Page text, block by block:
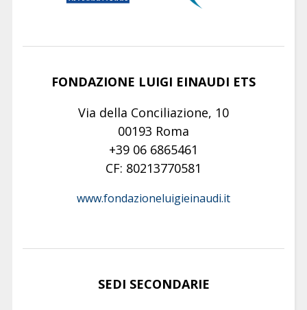
FONDAZIONE LUIGI EINAUDI ETS
Via della Conciliazione, 10
00193 Roma
+39 06 6865461
CF: 80213770581
www.fondazioneluigieinaudi.it
SEDI SECONDARIE